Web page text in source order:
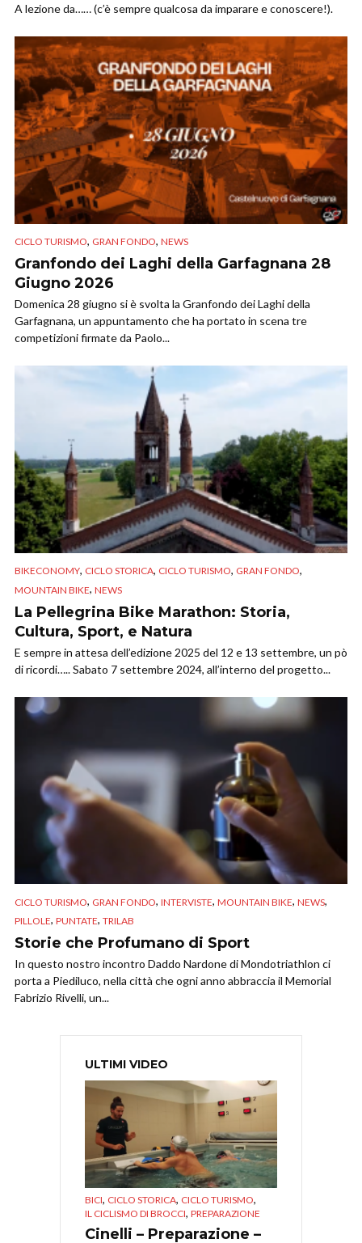
A lezione da…… (c’è sempre qualcosa da imparare e conoscere!).
CICLO TURISMO, GRAN FONDO, NEWS
Granfondo dei Laghi della Garfagnana 28
Giugno 2026
Domenica 28 giugno si è svolta la Granfondo dei Laghi della
Garfagnana, un appuntamento che ha portato in scena tre
competizioni firmate da Paolo...
BIKECONOMY, CICLO STORICA, CICLO TURISMO, GRAN FONDO,
MOUNTAIN BIKE, NEWS
La Pellegrina Bike Marathon: Storia,
Cultura, Sport, e Natura
E sempre in attesa dell’edizione 2025 del 12 e 13 settembre, un pò
di ricordi….. Sabato 7 settembre 2024, all’interno del progetto...
CICLO TURISMO, GRAN FONDO, INTERVISTE, MOUNTAIN BIKE, NEWS,
PILLOLE, PUNTATE, TRILAB
Storie che Profumano di Sport
In questo nostro incontro Daddo Nardone di Mondotriathlon ci
porta a Piediluco, nella città che ogni anno abbraccia il Memorial
Fabrizio Rivelli, un...
ULTIMI VIDEO
BICI, CICLO STORICA, CICLO TURISMO,
IL CICLISMO DI BROCCI, PREPARAZIONE
Cinelli – Preparazione –